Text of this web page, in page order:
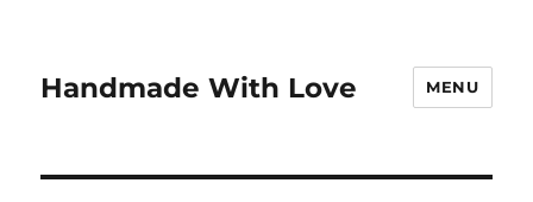
Handmade With Love MENU